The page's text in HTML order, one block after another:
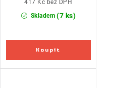
Skladem (7 ks)
417 Kč bez DPH